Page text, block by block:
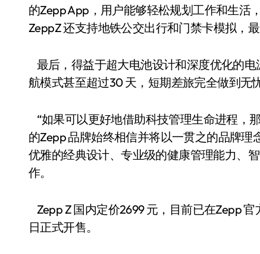
的Zepp App，用户能够轻松规划工作和生活
ZeppZ 还支持地铁公交出行和门禁卡模拟，
最后，得益于超大电池设计和深度优化的
航模式甚至超过30 天，短期差旅完全做到无
“如果可以更好地借助科技管理生命进程，
的Zepp 品牌始终相信并将以一贯之的品牌
优雅的经典设计、专业级的健康管理能力、
作。
Zepp Z 国内定价2699 元，目前已在Zepp
日正式开售。